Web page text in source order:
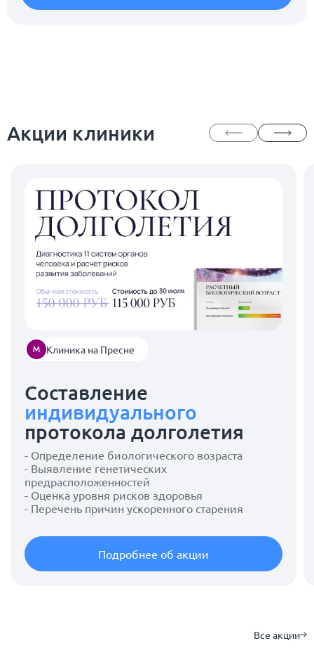
Акции клиники
Клиника на Пресне
Составление
индивидуального
протокола долголетия
- Определение биологического возраста
- Выявление генетических
предрасположенностей
- Оценка уровня рисков здоровья
- Перечень причин ускоренного старения
Подробнее об акции
Все акции